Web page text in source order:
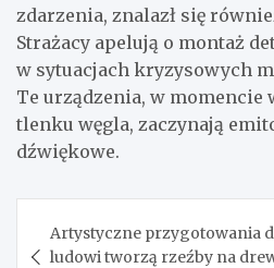
zdarzenia, znalazł się
Strażacy apelują o montaż
w sytuacjach kryzysowych
Te urządzenia, w momencie
tlenku węgla, zaczynają
dźwiękowe.
wpisu
Artystyczne przygotowania
ludowi tworzą rzeźby na